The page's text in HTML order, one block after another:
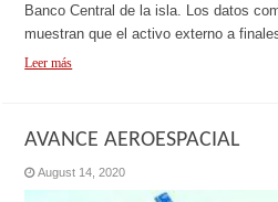
Banco Central de la isla. Los datos
muestran que el activo externo a
Leer más
AVANCE AEROESPACIAL
August 14, 2020